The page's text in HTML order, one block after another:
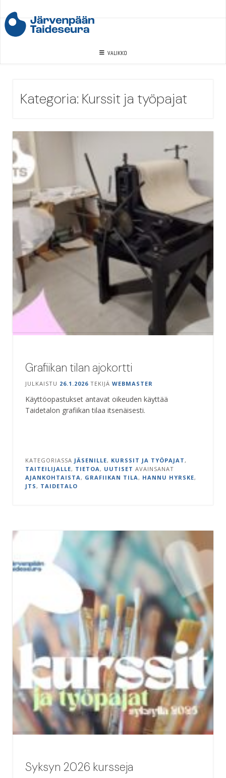
to
content
VALIKKO
Kategoria: Kurssit ja työpajat
Grafiikan tilan ajokortti
JULKAISTU 26.1.2026 TEKIJÄ WEBMASTER
Käyttöopastukset antavat oikeuden käyttää
Taidetalon grafiikan tilaa itsenäisesti.
KATEGORIASSA JÄSENILLE, KURSSIT JA TYÖPAJAT ,
TAITEILIJALLE, TIETOA , UUTISET AVAINSANAT
AJANKOHTAISTA , GRAFIIKAN TILA , HANNU HYRSKE,
JTS , TAIDETALO
Syksyn 2026 kursseja